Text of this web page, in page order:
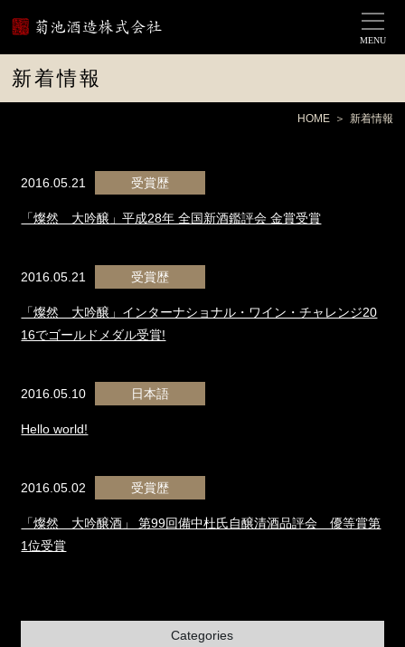
MENU
新着情報
HOME 新着情報
2016.05.21 受賞歴
「燦然 大吟醸」平成28年 全国新酒鑑評会 金賞受賞
2016.05.21 受賞歴
「燦然 大吟醸」インターナショナル・ワイン・チャレンジ20
16でゴールドメダル受賞!
2016.05.10 日本語
Hello world!
2016.05.02 受賞歴
「燦然 大吟醸酒」 第99回備中杜氏自醸清酒品評会 優等賞第
1位受賞
Categories